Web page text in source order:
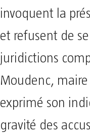
invoquent la
et refusent de
juridictions
Moudenc, maire
exprimé son
gravité des